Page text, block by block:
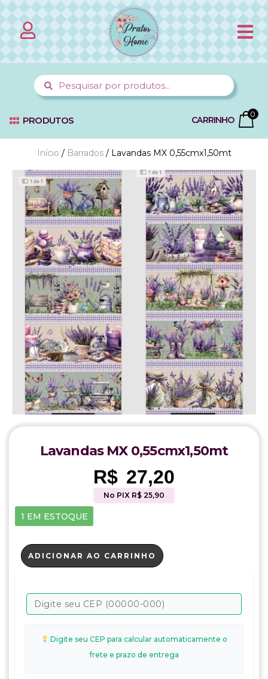
PRODUTOS CARRINHO
0
Início / Barrados/ Lavandas MX 0,55cmx1,50mt
Lavandas MX 0,55cmx1,50mt
R$ 27,20
No PIX R$ 25,90
1 EM ESTOQUE
ADICIONAR AO CARRINHO
Digite seu CEP para calcular automaticamente o
frete e prazo de entrega